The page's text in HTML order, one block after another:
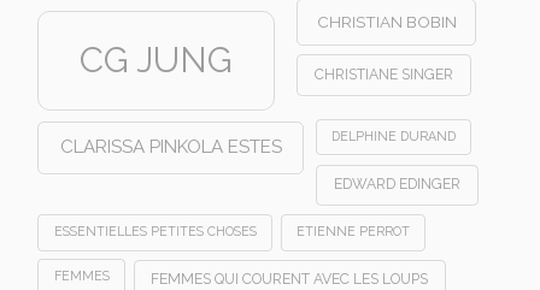
CG JUNG
CHRISTIAN BOBIN
CHRISTIANE SINGER
CLARISSA PINKOLA ESTES DELPHINE DURAND
EDWARD EDINGER
ESSENTIELLES PETITES CHOSES ETIENNE PERROT
FEMMES FEMMES QUI COURENT AVEC LES LOUPS